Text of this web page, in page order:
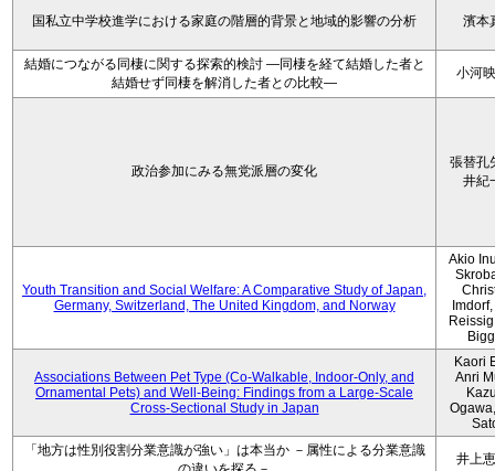
国私立中学校進学における家庭の階層的背景と地域的影響の分析 濱本
結婚につながる同棲に関する探索的検討 ―同棲を経て結婚した者と
結婚せず同棲を解消した者との比較―
小河
政治参加にみる無党派層の変化
張替孔
井紀
Youth Transition and Social Welfare: A Comparative Study of Japan,
Germany, Switzerland, The United Kingdom, and Norway
Akio
Associations Between Pet Type (Co-Walkable, Indoor-Only, and
Ornamental Pets) and Well-Being: Findings from a Large-Scale
Cross-Sectional Study in Japan
Kaori
Anri
「地方は性別役割分業意識が強い」は本当か －属性による分業意識
井上